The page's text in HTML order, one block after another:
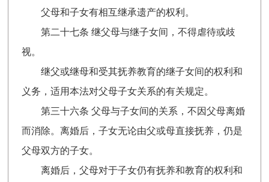
父母和子女有相互继承遗产的权利。
第二十七条 继父母与继子女间，不得虐待或歧
视。
继父或继母和受其抚养教育的继子女间的权利和
义务，适用本法对父母子女关系的有关规定。
第三十六条 父母与子女间的关系，不因父母离婚
而消除。离婚后，子女无论由父或母直接抚养，仍是
父母双方的子女。
离婚后，父母对于子女仍有抚养和教育的权利和